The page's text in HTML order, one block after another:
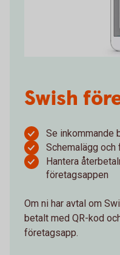
Swish
Se inkommande
Schemalägg
Hantera
företagsappen
Om ni har avtal om
betalt med QR-kod
företagsapp.